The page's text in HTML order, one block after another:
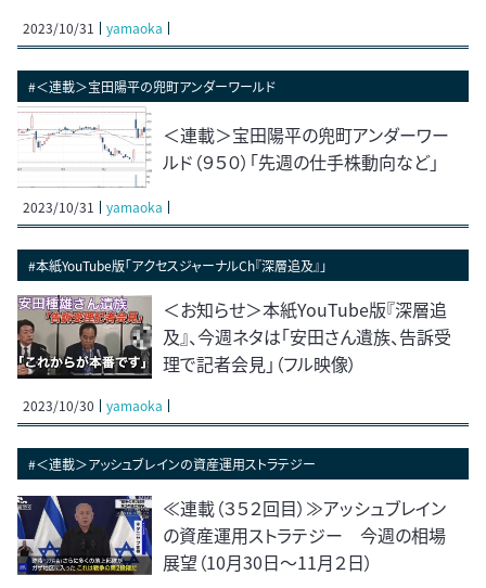
2023/10/31 yamaoka
#＜連載＞宝田陽平の兜町アンダーワールド
＜連載＞宝田陽平の兜町アンダーワー
ルド（９５０）「先週の仕手株動向など」
2023/10/31 yamaoka
#本紙YouTube版「アクセスジャーナルCh『深層追及』」
＜お知らせ＞本紙YouTube版『深層追
及』、今週ネタは「安田さん遺族、告訴受
理で記者会見」（フル映像）
2023/10/30 yamaoka
#＜連載＞アッシュブレインの資産運用ストラテジー
≪連載（３５２回目）≫アッシュブレイン
の資産運用ストラテジー 今週の相場
展望（10月30日～11月２日）